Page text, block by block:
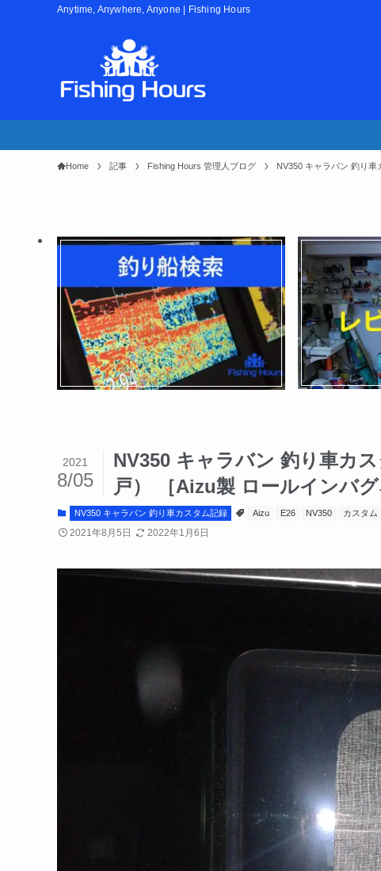
Anytime, Anywhere, Anyone | Fishing Hours
【
Home 記事 Fishing Hours 管理人ブログ NV350 キャラバン 釣り車
NV350 キャラバン 釣り車カ
戸） ［Aizu製 ロールインバグ
2021
8/05
NV350 キャラバン 釣り車カスタム記録 Aizu E26 NV350 カスタム
2021年8月5日 2022年1月6日